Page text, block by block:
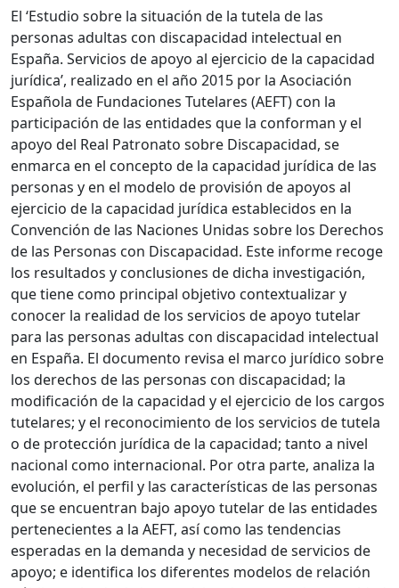
El ‘Estudio sobre la situación de la tutela de las
personas adultas con discapacidad intelectual en
España. Servicios de apoyo al ejercicio de la capacidad
jurídica’, realizado en el año 2015 por la Asociación
Española de Fundaciones Tutelares (AEFT) con la
participación de las entidades que la conforman y el
apoyo del Real Patronato sobre Discapacidad, se
enmarca en el concepto de la capacidad jurídica de las
personas y en el modelo de provisión de apoyos al
ejercicio de la capacidad jurídica establecidos en la
Convención de las Naciones Unidas sobre los Derechos
de las Personas con Discapacidad. Este informe recoge
los resultados y conclusiones de dicha investigación,
que tiene como principal objetivo contextualizar y
conocer la realidad de los servicios de apoyo tutelar
para las personas adultas con discapacidad intelectual
en España. El documento revisa el marco jurídico sobre
los derechos de las personas con discapacidad; la
modificación de la capacidad y el ejercicio de los cargos
tutelares; y el reconocimiento de los servicios de tutela
o de protección jurídica de la capacidad; tanto a nivel
nacional como internacional. Por otra parte, analiza la
evolución, el perfil y las características de las personas
que se encuentran bajo apoyo tutelar de las entidades
pertenecientes a la AEFT, así como las tendencias
esperadas en la demanda y necesidad de servicios de
apoyo; e identifica los diferentes modelos de relación